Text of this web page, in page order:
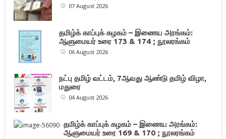
07 August 2026
தமிழ்க் காப்புக் கழகம் – இணைய அரங்கம்:
ஆளுமையர் உரை 173 & 174 ; நூலரங்கம்
06 August 2026
நட்பு தமிழ் வட்டம், 7ஆவது ஆண்டு தமிழ் விழா,
மதுரை
04 August 2026
தமிழ்க் காப்புக் கழகம் – இணைய அரங்கம்:
ஆளுமையர் உரை 169 & 170 ; நூலரங்கம்